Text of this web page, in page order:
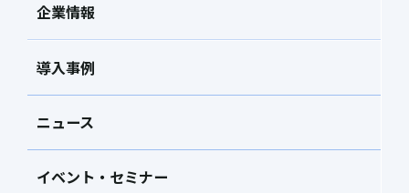
企業情報
導入事例
ニュース
イベント・セミナー